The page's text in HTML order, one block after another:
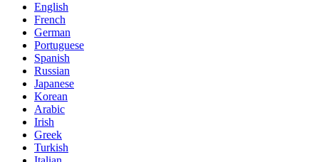
English
French
German
Portuguese
Spanish
Russian
Japanese
Korean
Arabic
Irish
Greek
Turkish